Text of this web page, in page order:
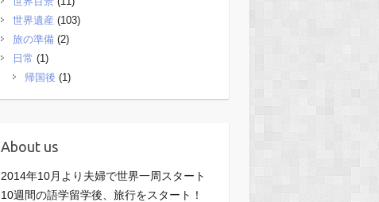
世界遺産 (103)
旅の準備(2)
日常 (1)
帰国後 (1)
About us
2014年10月より夫婦で世界一周スタート
10週間の語学留学後、旅行をスタート！